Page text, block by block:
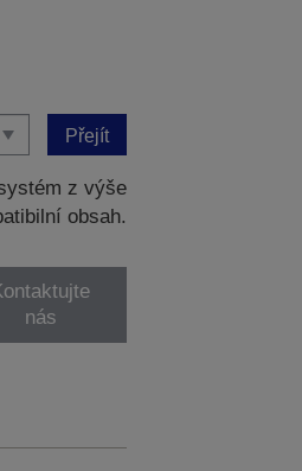
Přejít
z výše
obsah.
nás